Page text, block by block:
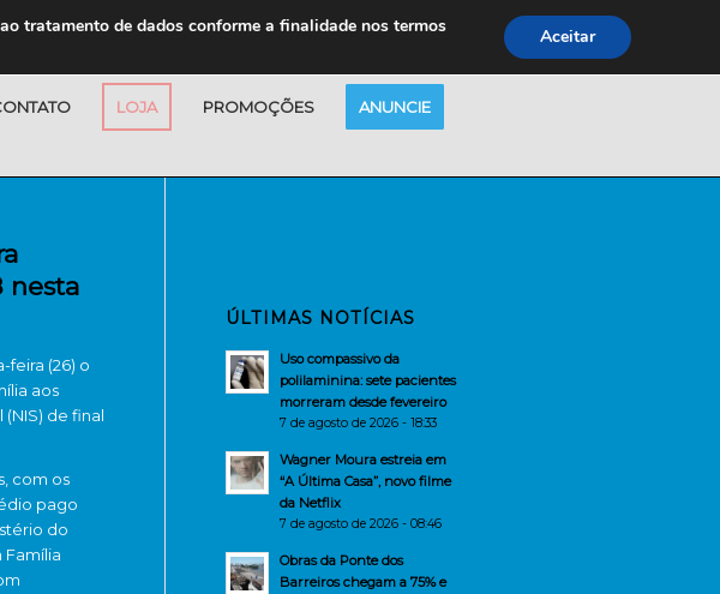
LOJA PROMOÇÕES ANUNCIE
nesta
feira (26) o
aos
de final
com os
pago
do
Família
ÚLTIMAS NOTÍCIAS
Uso compassivo da
polilaminina: sete pacientes
morreram desde fevereiro
7 de agosto de 2026 - 18:33
Wagner Moura estreia em
“A Última Casa”, novo filme
da Netflix
7 de agosto de 2026 - 08:46
Obras da Ponte dos
Barreiros chegam a 75% e
tratamento de dados conforme a finalidade nos termos
Aceitar